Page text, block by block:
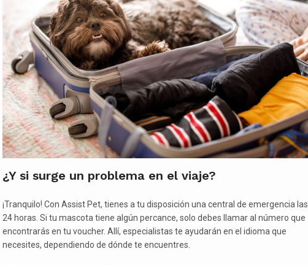
¿Y si surge un problema en el viaje?
¡Tranquilo! Con Assist Pet, tienes a tu disposición una central de emergencia las
24 horas. Si tu mascota tiene algún percance, solo debes llamar al número que
encontrarás en tu voucher. Allí, especialistas te ayudarán en el idioma que
necesites, dependiendo de dónde te encuentres.